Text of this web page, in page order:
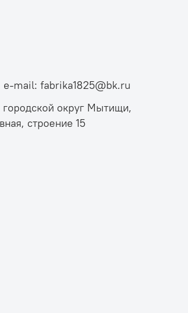
e-mail: fabrika1825@bk.ru
городской округ Мытищи,
строение 15